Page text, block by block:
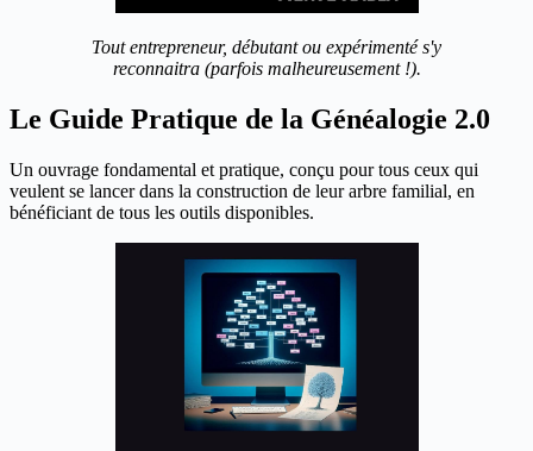
Tout entrepreneur, débutant ou expérimenté s'y
reconnaitra (parfois malheureusement !).
Le Guide Pratique de la Généalogie 2.0
Un ouvrage fondamental et pratique, conçu pour tous ceux qui
veulent se lancer dans la construction de leur arbre familial, en
bénéficiant de tous les outils disponibles.